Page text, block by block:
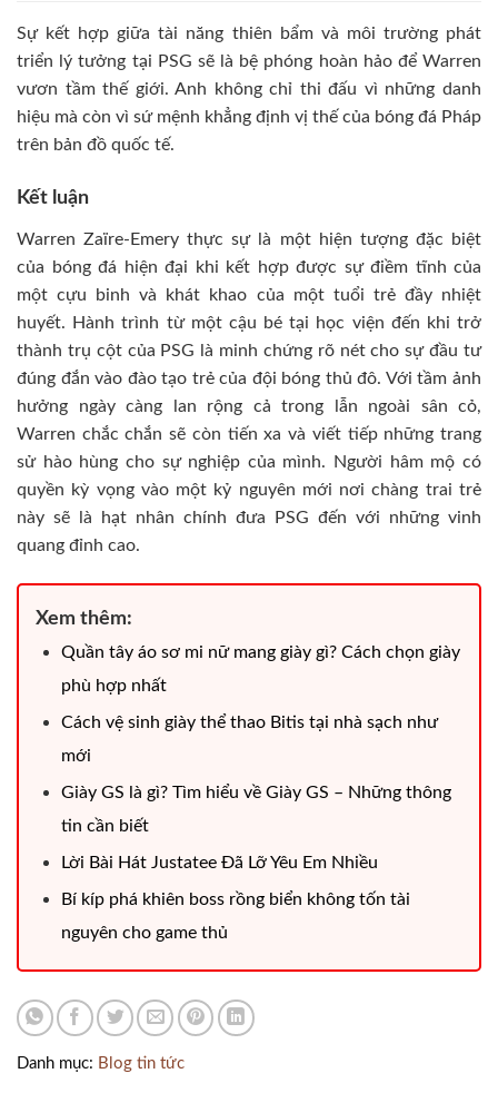
Sự kết hợp giữa tài năng thiên bẩm và môi trường phát
triển lý tưởng tại PSG sẽ là bệ phóng hoàn hảo để Warren
vươn tầm thế giới. Anh không chỉ thi đấu vì những danh
hiệu mà còn vì sứ mệnh khẳng định vị thế của bóng đá Pháp
trên bản đồ quốc tế.
Kết luận
Warren Zaïre-Emery thực sự là một hiện tượng đặc biệt
của bóng đá hiện đại khi kết hợp được sự điềm tĩnh của
một cựu binh và khát khao của một tuổi trẻ đầy nhiệt
huyết. Hành trình từ một cậu bé tại học viện đến khi trở
thành trụ cột của PSG là minh chứng rõ nét cho sự đầu tư
đúng đắn vào đào tạo trẻ của đội bóng thủ đô. Với tầm ảnh
hưởng ngày càng lan rộng cả trong lẫn ngoài sân cỏ,
Warren chắc chắn sẽ còn tiến xa và viết tiếp những trang
sử hào hùng cho sự nghiệp của mình. Người hâm mộ có
quyền kỳ vọng vào một kỷ nguyên mới nơi chàng trai trẻ
này sẽ là hạt nhân chính đưa PSG đến với những vinh
quang đỉnh cao.
Xem thêm:
Quần tây áo sơ mi nữ mang giày gì? Cách chọn giày
phù hợp nhất
Cách vệ sinh giày thể thao Bitis tại nhà sạch như
mới
Giày GS là gì? Tìm hiểu về Giày GS – Những thông
tin cần biết
Lời Bài Hát Justatee Đã Lỡ Yêu Em Nhiều
Bí kíp phá khiên boss rồng biển không tốn tài
nguyên cho game thủ
Danh mục: Blog tin tức